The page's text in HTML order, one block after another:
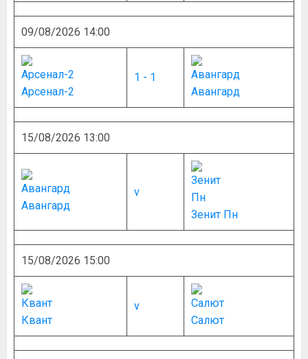
09/08/2026 14:00
Арсенал-2
1 - 1
Авангард
15/08/2026 13:00
Авангард
v
Зенит Пн
15/08/2026 15:00
Квант
v
Салют